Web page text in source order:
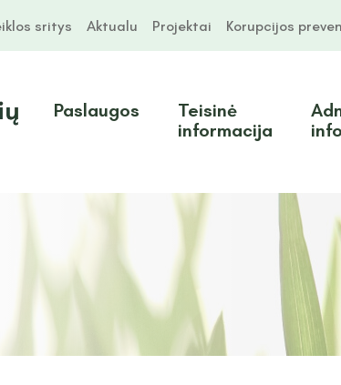
sritys Aktualu Projektai Korupcijos
Paslaugos
Teisinė
informacija